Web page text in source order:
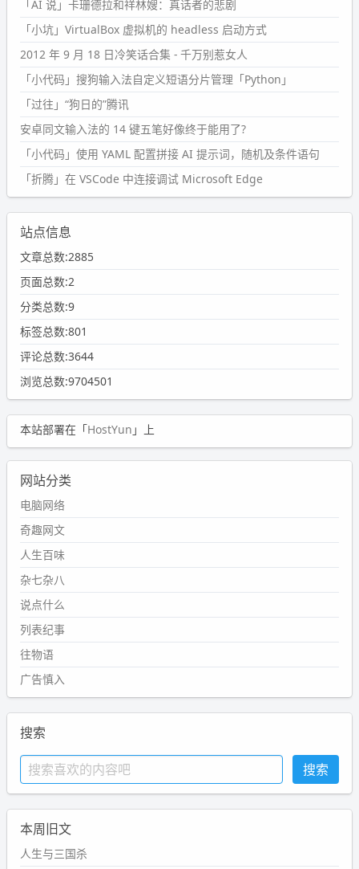
「AI 说」卡珊德拉和祥林嫂：真话者的悲剧
「小坑」VirtualBox 虚拟机的 headless 启动方式
2012 年 9 月 18 日冷笑话合集 - 千万别惹女人
「小代码」搜狗输入法自定义短语分片管理「Python」
「过往」“狗日的”腾讯
安卓同文输入法的 14 键五笔好像终于能用了?
「小代码」使用 YAML 配置拼接 AI 提示词，随机及条件语句
「折腾」在 VSCode 中连接调试 Microsoft Edge
站点信息
文章总数:2885
页面总数:2
分类总数:9
标签总数:801
评论总数:3644
浏览总数:9704501
本站部署在「HostYun 」上
网站分类
电脑网络
奇趣网文
人生百味
杂七杂八
说点什么
列表纪事
往物语
广告慎入
搜索
本周旧文
人生与三国杀